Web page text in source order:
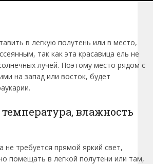
в легкую полутень или в место,
так как эта красавица ель не
лучей. Поэтому место рядом с
на запад или восток, будет
влажность
не требуется прямой яркий свет,
помещать в легкой полутени или там,